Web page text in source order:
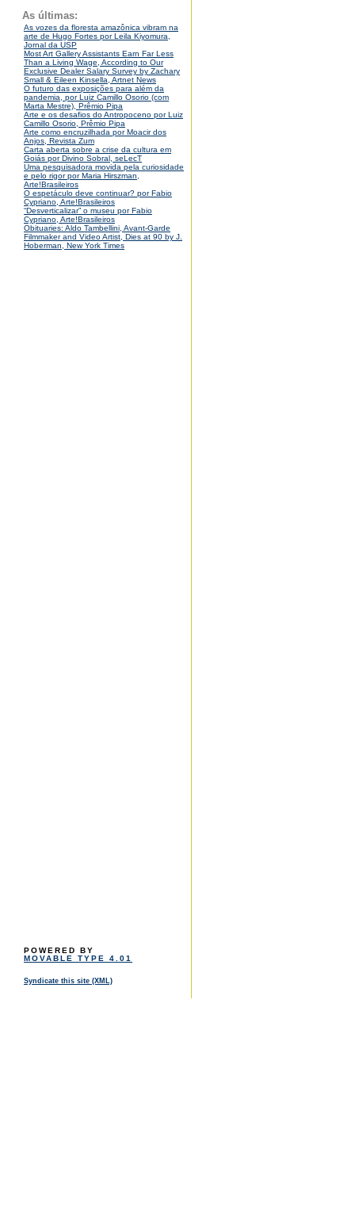
As últimas:
As vozes da floresta amazônica vibram na
arte de Hugo Fortes por Leila Kiyomura,
Jornal da USP
Most Art Gallery Assistants Earn Far Less
Than a Living Wage, According to Our
Exclusive Dealer Salary Survey by Zachary
Small & Eileen Kinsella, Artnet News
O futuro das exposições para além da
pandemia, por Luiz Camillo Osorio (com
Marta Mestre), Prêmio Pipa
Arte e os desafios do Antropoceno por Luiz
Camillo Osorio, Prêmio Pipa
Arte como encruzilhada por Moacir dos
Anjos, Revista Zum
Carta aberta sobre a crise da cultura em
Goiás por Divino Sobral, seLecT
Uma pesquisadora movida pela curiosidade
e pelo rigor por Maria Hirszman,
Arte!Brasileiros
O espetáculo deve continuar? por Fabio
Cypriano, Arte!Brasileiros
“Desverticalizar” o museu por Fabio
Cypriano, Arte!Brasileiros
Obituaries: Aldo Tambellini, Avant-Garde
Filmmaker and Video Artist, Dies at 90 by J.
Hoberman, New York Times
POWERED BY
MOVABLE TYPE 4.01
Syndicate this site (XML)